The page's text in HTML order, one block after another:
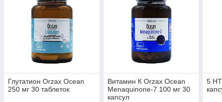
Глутатион Orzax Ocean
250 мг 30 таблеток
Витамин К Orzax Ocean
Menaquinone-7 100 мг 30
капсул
5